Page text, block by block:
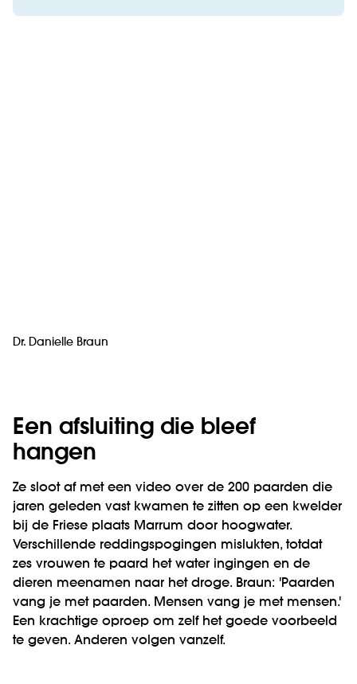
Dr. Danielle Braun
Een afsluiting die bleef
hangen
Ze sloot af met een video over de 200 paarden die
jaren geleden vast kwamen te zitten op een kwelder
bij de Friese plaats Marrum door hoogwater.
Verschillende reddingspogingen mislukten, totdat
zes vrouwen te paard het water ingingen en de
dieren meenamen naar het droge. Braun: 'Paarden
vang je met paarden. Mensen vang je met mensen.'
Een krachtige oproep om zelf het goede voorbeeld
te geven. Anderen volgen vanzelf.